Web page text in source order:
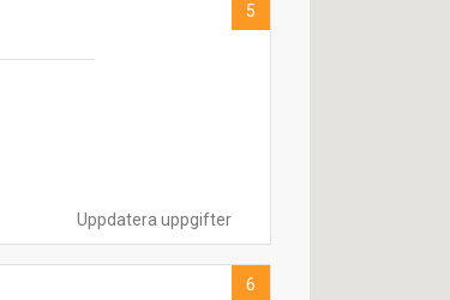
Uppdatera uppgifter
5
6